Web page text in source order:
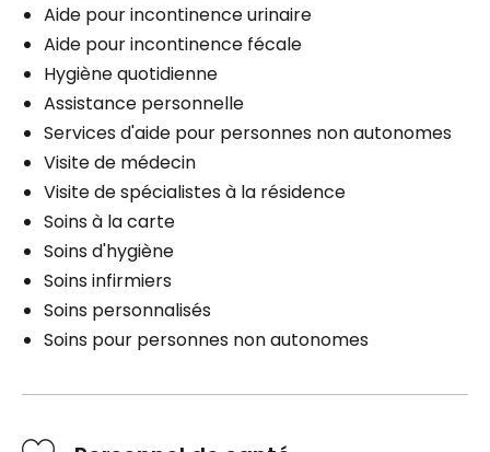
Aide pour incontinence urinaire
Aide pour incontinence fécale
Hygiène quotidienne
Assistance personnelle
Services d'aide pour personnes non autonomes
Visite de médecin
Visite de spécialistes à la résidence
Soins à la carte
Soins d'hygiène
Soins infirmiers
Soins personnalisés
Soins pour personnes non autonomes